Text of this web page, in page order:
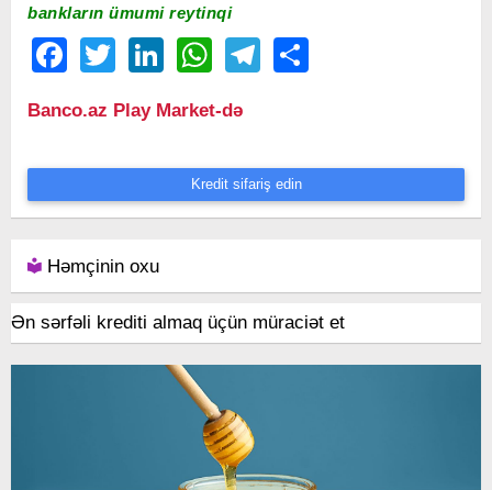
bankların ümumi reytinqi
FacebookTwitter LinkedIn WhatsAppTelegram
Banco.az Play Market-də
Kredit sifariş edin
Həmçinin oxu
Ən sərfəli krediti almaq üçün müraciət et